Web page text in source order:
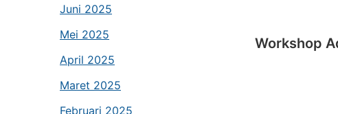
Juni 2025
Mei 2025
April 2025
Maret 2025
Februari 2025
Workshop